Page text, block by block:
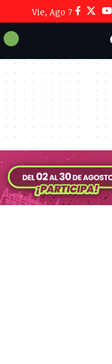
Vie, Ago 7